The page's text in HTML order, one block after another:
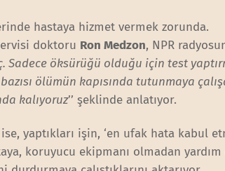
hastaya hizmet vermek zorunda.
doktoru Ron Medzon, NPR
Sadece öksürüğü olduğu için test
ölümün kapısında tutunmaya
kalıyoruz’’ şeklinde anlatıyor.
yaptıkları işin, ‘en ufak hata kabul
koruyucu ekipmanı olmadan